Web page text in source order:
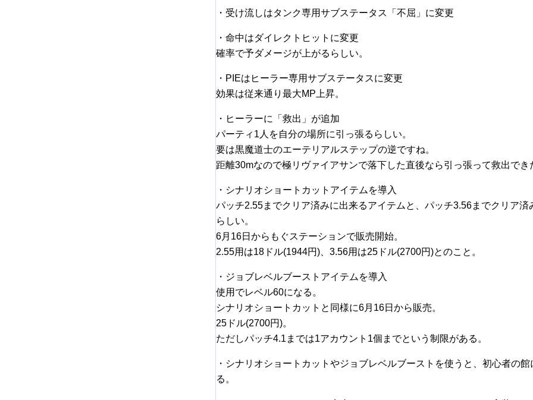
・受け流しはタンク専用サブステータス「不屈」に変更
・命中はダイレクトヒットに変更
確率で予ダメージが上がるらしい。
・PIEはヒーラー専用サブステータスに変更
効果は従来通り最大MP上昇。
・ヒーラーに「救出」が追加
パーティ1人を自分の場所に引っ張るらしい。
要は黒魔道士のエーテリアルステップの逆ですね。
距離30mなので極リヴァイアサンで落下した直後なら引っ張って救出でき
・シナリオショートカットアイテムを導入
パッチ2.55までクリア済みに出来るアイテムと、パッチ3.56までクリア済
らしい。
6月16日からもぐステーションで販売開始。
2.55用は18ドル(1944円)、3.56用は25ドル(2700円)とのこと。
・ジョブレベルブーストアイテムを導入
使用でレベル60になる。
シナリオショートカットと同様に6月16日から販売。
25ドル(2700円)。
ただしパッチ4.1までは1アカウント1個までという制限がある。
・シナリオショートカットやジョブレベルブーストを使うと、初心者の
る。